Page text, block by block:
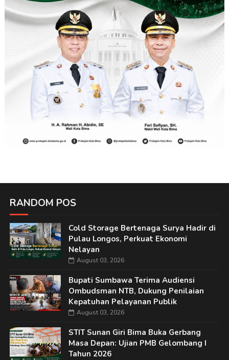
RANDOM POS
Cold Storage Bertenaga Surya Hadir di
Pulau Longos, Perkuat Ekonomi
Nelayan
August 03, 2026
Bupati Sumbawa Terima Audiensi
Ombudsman NTB, Dukung Penilaian
Kepatuhan Pelayanan Publik
August 03, 2026
STIT Sunan Giri Bima Buka Gerbang
Masa Depan: Ujian PMB Gelombang I
Tahun 2026